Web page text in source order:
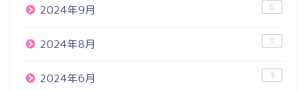
2024年9月 6
2024年8月 8
2024年6月 3